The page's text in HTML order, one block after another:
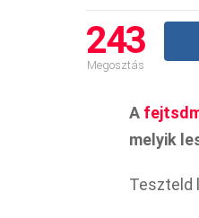
243
Megosztás
A
melyik
Teszteld